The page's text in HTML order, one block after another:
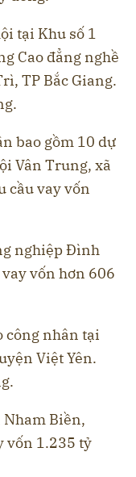
tại Khu số 1
Cao đẳng nghề
TP Bắc Giang.
bao gồm 10 dự
Vân Trung, xã
cầu vay vốn
nghiệp Đình
vốn hơn 606
công nhân tại
Việt Yên.
Nham Biền,
vốn 1.235 tỷ